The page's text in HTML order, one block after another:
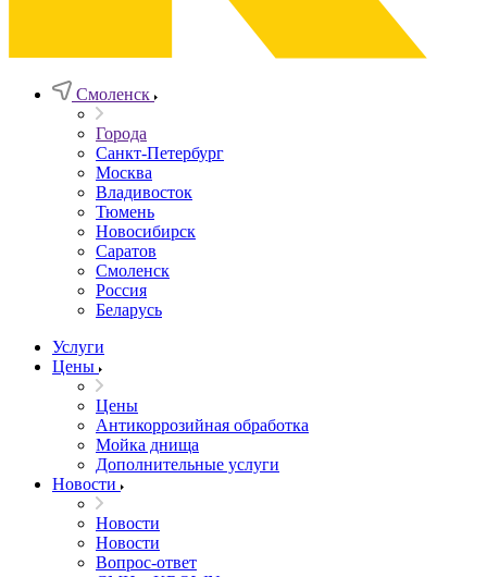
Смоленск
Города
Санкт-Петербург
Москва
Владивосток
Тюмень
Новосибирск
Саратов
Смоленск
Россия
Беларусь
Услуги
Цены
Цены
Антикоррозийная обработка
Мойка днища
Дополнительные услуги
Новости
Новости
Новости
Вопрос-ответ